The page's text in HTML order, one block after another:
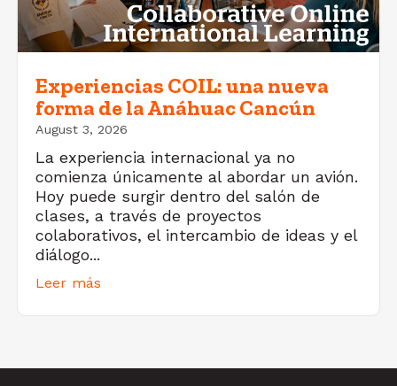
Experiencias COIL: una nueva
forma de la Anáhuac Cancún
August 3, 2026
La experiencia internacional ya no
comienza únicamente al abordar un avión.
Hoy puede surgir dentro del salón de
clases, a través de proyectos
colaborativos, el intercambio de ideas y el
diálogo...
Leer más